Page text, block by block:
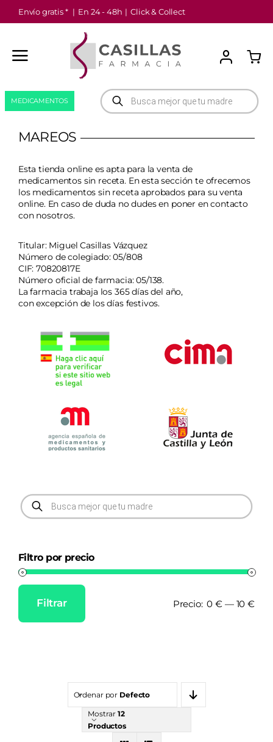
Saltar
al
Envío gratis * | En 24 - 48h | Click & Collect
Búsqueda
de
productos
MEDICAMENTOS
MAREOS
Esta tienda online es apta para la venta de
medicamentos sin receta. En esta sección te ofrecemos
los medicamentos sin receta aprobados para su venta
online. En caso de duda no dudes en poner encontacto
con nosotros.
Titular: Miguel Casillas Vázquez
Número de colegiado: 05/808
CIF: 70820817E
Número oficial de farmacia: 05/138.
La farmacia trabaja los 365 días del año,
con excepción de los días festivos.
Búsqueda
de
productos
Filtro por precio
Filtrar Precio: 0 € — 10 €
Ordenar por Defecto
Mostrar12
Productos